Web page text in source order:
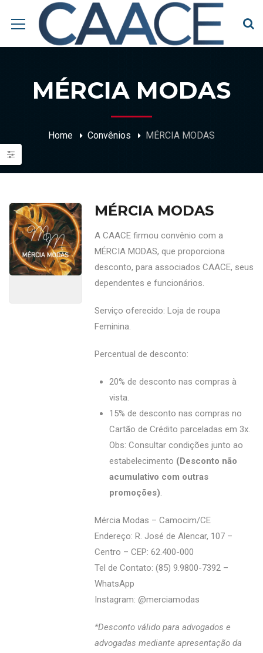
MÉRCIA MODAS
Home Convênios MÉRCIA MODAS
MÉRCIA MODAS
A CAACE firmou convênio com a
MÉRCIA MODAS, que proporciona
desconto, para associados CAACE, seus
dependentes e funcionários.
Serviço oferecido: Loja de roupa
Feminina.
Percentual de desconto:
20% de desconto nas compras à
vista.
15% de desconto nas compras no
Cartão de Crédito parceladas em 3x.
Obs: Consultar condições junto ao
estabelecimento (Desconto não
acumulativo com outras
promoções).
Mércia Modas – Camocim/CE
Endereço: R. José de Alencar, 107 –
Centro – CEP: 62.400-000
Tel de Contato: (85) 9.9800-7392 –
WhatsApp
Instagram: @‌merciamodas
*Desconto válido para advogados e
advogadas mediante apresentação da